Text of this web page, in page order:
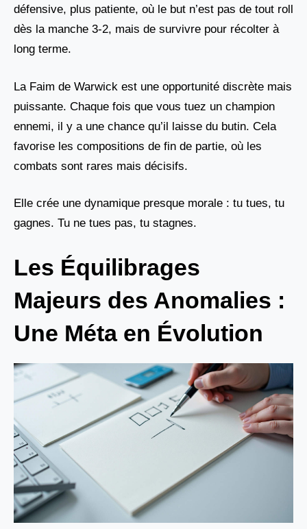
défensive, plus patiente, où le but n’est pas de tout roll
dès la manche 3-2, mais de survivre pour récolter à
long terme.
La Faim de Warwick est une opportunité discrète mais
puissante. Chaque fois que vous tuez un champion
ennemi, il y a une chance qu’il laisse du butin. Cela
favorise les compositions de fin de partie, où les
combats sont rares mais décisifs.
Elle crée une dynamique presque morale : tu tues, tu
gagnes. Tu ne tues pas, tu stagnes.
Les Équilibrages
Majeurs des Anomalies :
Une Méta en Évolution